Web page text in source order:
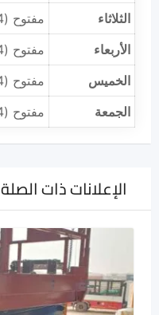
الثلاثاء
مفتوح (24 ساعة)
الأربعاء
مفتوح (24 ساعة)
الخميس
مفتوح (24 ساعة)
الجمعة
مفتوح (24 ساعة)
الإعلانات ذات الصلة